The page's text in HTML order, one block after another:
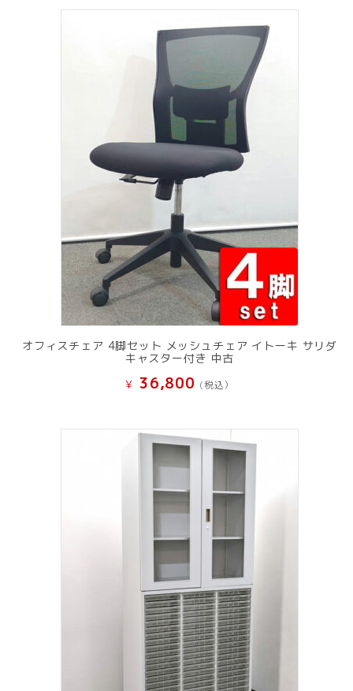
オフィスチェア 4脚セット メッシュチェア イトーキ サリダ
キャスター付き 中古
¥ 36,800 (税込）